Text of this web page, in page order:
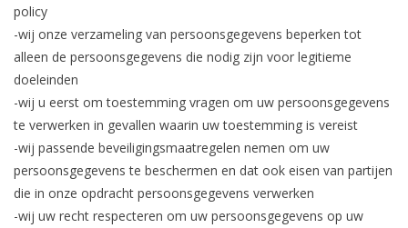
policy
-wij onze verzameling van persoonsgegevens beperken tot
alleen de persoonsgegevens die nodig zijn voor legitieme
doeleinden
-wij u eerst om toestemming vragen om uw persoonsgegevens
te verwerken in gevallen waarin uw toestemming is vereist
-wij passende beveiligingsmaatregelen nemen om uw
persoonsgegevens te beschermen en dat ook eisen van partijen
die in onze opdracht persoonsgegevens verwerken
-wij uw recht respecteren om uw persoonsgegevens op uw